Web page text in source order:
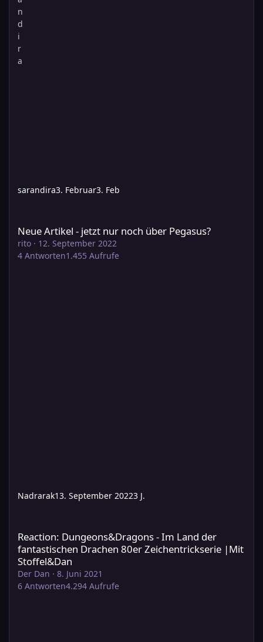
sarandira3. Februar3. Feb
Neue Artikel - jetzt nur noch über Pegasus?
rito · 12. September 2022
4 Antworten1.455 Aufrufe
Nadrarak13. September 20223 J.
Reaction: Dungeons&Dragons - Im Land der
fantastischen Drachen 80er Zeichentrickserie |Mit
Stoffel&Dan
Der Dan · 8. Juni 2021
6 Antworten4.294 Aufrufe